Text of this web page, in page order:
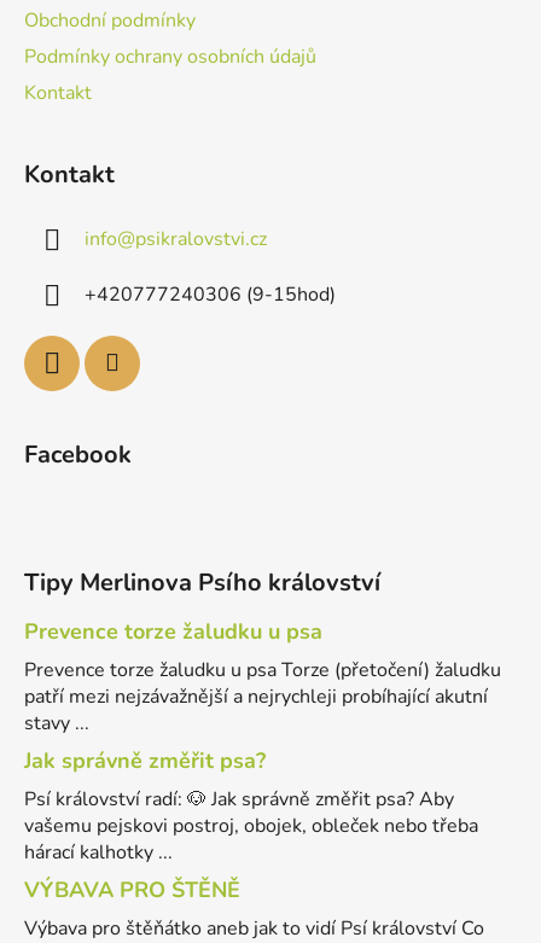
Obchodní podmínky
Podmínky ochrany osobních údajů
Kontakt
Kontakt
info@psikralovstvi.cz
+420777240306 (9-15hod)
Facebook
Tipy Merlinova Psího království
Prevence torze žaludku u psa
Prevence torze žaludku u psa Torze (přetočení) žaludku
patří mezi nejzávažnější a nejrychleji probíhající akutní
stavy ...
Jak správně změřit psa?
Psí království radí: 🐶 Jak správně změřit psa? Aby
vašemu pejskovi postroj, obojek, obleček nebo třeba
hárací kalhotky ...
VÝBAVA PRO ŠTĚNĚ
Výbava pro štěňátko aneb jak to vidí Psí království Co